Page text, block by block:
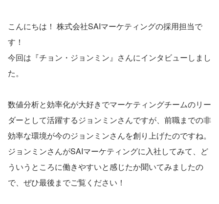
こんにちは！ 株式会社SAIマーケティングの採用担当で
す！
今回は『チョン・ジョンミン』さんにインタビューしまし
た。
数値分析と効率化が大好きでマーケティングチームのリー
ダーとして活躍するジョンミンさんですが、前職までの非
効率な環境が今のジョンミンさんを創り上げたのですね。
ジョンミンさんがSAIマーケティングに入社してみて、ど
ういうところに働きやすいと感じたか聞いてみましたの
で、ぜひ最後までご覧ください！